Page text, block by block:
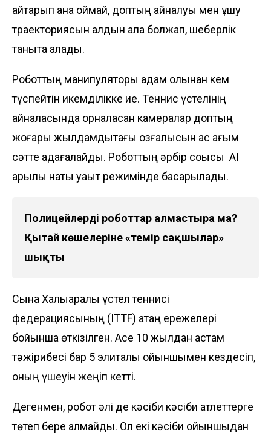
қайтарып қана қоймай, доптың айналуы мен ұшу
траекториясын алдын ала болжап, шеберлік
таныта алады.
Роботтың манипуляторы адам қолынан кем
түспейтін икемділікке ие. Теннис үстелінің
айналасында орналасқан камералар доптың
жоғары жылдамдықтағы қозғалысын қас қағым
сәтте қадағалайды. Роботтың әрбір соққысы AI
арқылы нақты уақыт режимінде басқарылады.
Полицейлерді роботтар алмастыра ма?
Қытай көшелеріне «темір сақшылар»
шықты
Сынақ Халықаралық үстел теннисі
федерациясының (ITTF) қатаң ережелері
бойынша өткізілген. Ace 10 жылдан астам
тәжірибесі бар 5 элиталық ойыншымен кездесіп,
оның үшеуін жеңіп кетті.
Дегенмен, робот әлі де кәсіби кәсіби атлеттерге
төтеп бере алмайды. Ол екі кәсіби ойыншыдан